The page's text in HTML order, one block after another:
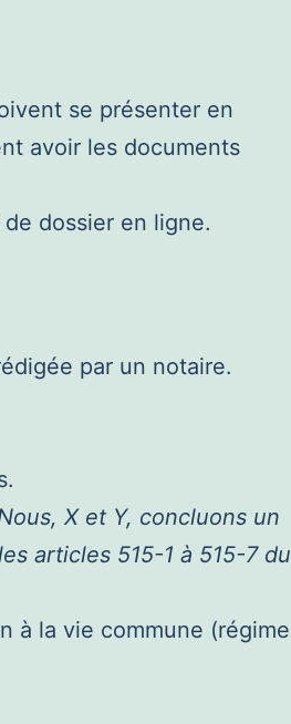
se présenter en
avoir les documents
dossier en ligne.
par un notaire.
X et Y, concluons un
articles 515-1 à 515-7 du
à la vie commune (régime